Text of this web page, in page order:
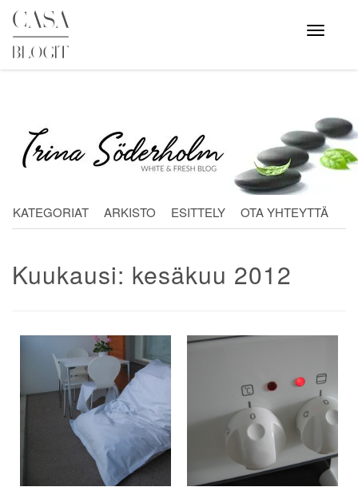
Skip
content
Avaa
valikko
KATEGORIAT ARKISTO ESITTELY OTA YHTEYTTÄ
Kuukausi: kesäkuu 2012
Artikkelien
selaus